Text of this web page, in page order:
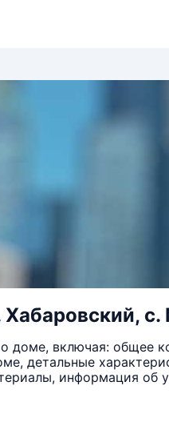
включая: общее
детальные
информация об